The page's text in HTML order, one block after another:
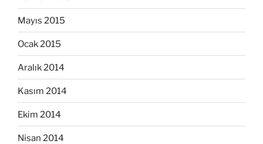
Mayıs 2015
Ocak 2015
Aralık 2014
Kasım 2014
Ekim 2014
Nisan 2014